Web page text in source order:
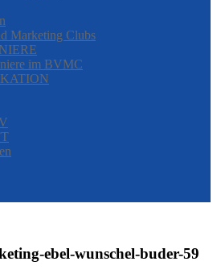
Marketing Clubs
im BVMC
ebel-wunschel-buder-59